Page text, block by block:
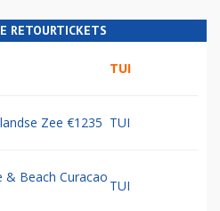
RETOURTICKETS
TUI
Zee €1235 TUI
& Beach Curacao
TUI